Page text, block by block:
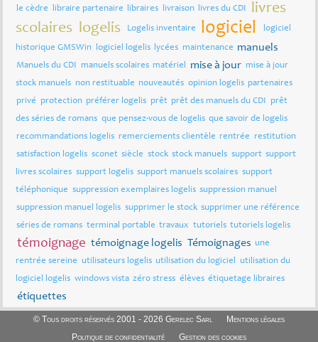
le cèdre
libraire partenaire libraires livraison livres du CDI
livres
scolaires logelis Logelis inventaire logiciel logiciel
historique GMSWin logiciel logelis lycées maintenance manuels
Manuels du CDI manuels scolaires matériel mise à jour mise à jour
stock manuels non restituable nouveautés opinion logelis partenaires
privé protection préférer logelis prêt prêt des manuels du CDI prêt
des séries de romans que pensez-vous de logelis que savoir de logelis
recommandations logelis remerciements clientèle rentrée restitution
satisfaction logelis sconet siècle stock stock manuels support support
livres scolaires support logelis support manuels scolaires support
téléphonique suppression exemplaires logelis suppression manuel
suppression manuel logelis supprimer le stock supprimer une référence
séries de romans terminal portable travaux tutoriels tutoriels logelis
témoignage témoignage logelis Témoignages une
rentrée sereine
utilisateurs logelis utilisation du logiciel
utilisation du
logiciel logelis windows vista zéro stress élèves étiquetage libraires
étiquettes
© Tous droits réservés 2001 - 2026 Gerelec Sarl
Mentions légales
Politique de confidentialité
Gestion des cookies